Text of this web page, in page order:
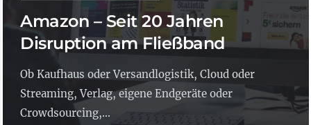
Amazon – Seit 20 Jahren
Disruption am Fließband
Ob Kaufhaus oder Versandlogistik, Cloud oder
Streaming, Verlag, eigene Endgeräte oder
Crowdsourcing,...